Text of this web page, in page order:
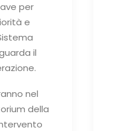
per
e
il
nel
della